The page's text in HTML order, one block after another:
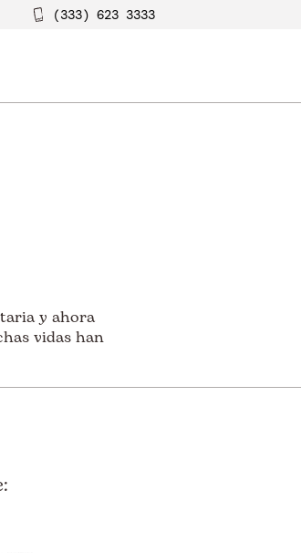
(333) 623 3333
y ahora
vidas han